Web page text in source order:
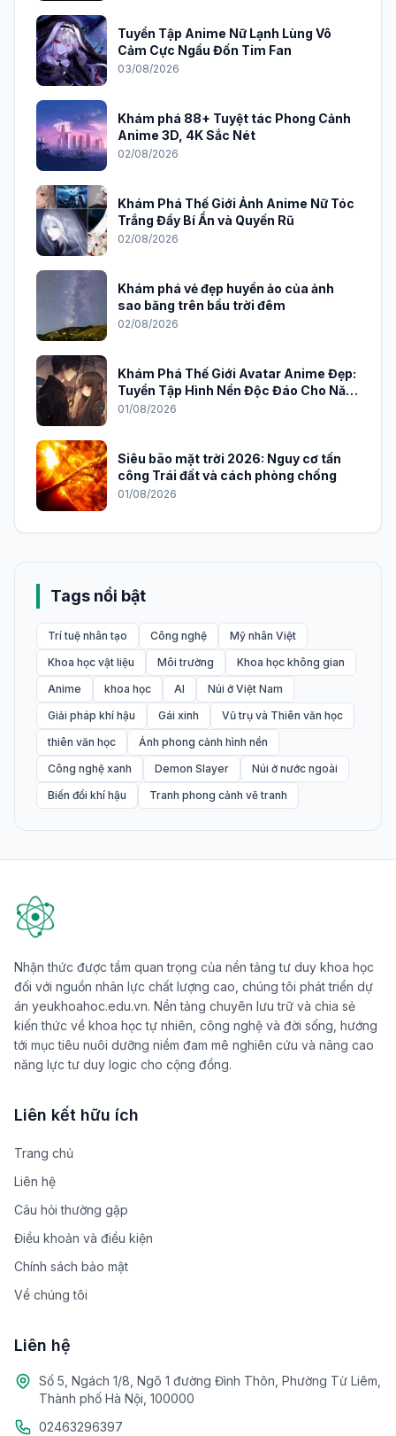
Tuyển Tập Anime Nữ Lạnh Lùng Vô
Cảm Cực Ngầu Đốn Tim Fan
03/08/2026
Khám phá 88+ Tuyệt tác Phong Cảnh
Anime 3D, 4K Sắc Nét
02/08/2026
Khám Phá Thế Giới Ảnh Anime Nữ Tóc
Trắng Đầy Bí Ẩn và Quyến Rũ
02/08/2026
Khám phá vẻ đẹp huyền ảo của ảnh
sao băng trên bầu trời đêm
02/08/2026
Khám Phá Thế Giới Avatar Anime Đẹp:
Tuyển Tập Hình Nền Độc Đáo Cho Năm
2026
01/08/2026
Siêu bão mặt trời 2026: Nguy cơ tấn
công Trái đất và cách phòng chống
01/08/2026
Tags nổi bật
Trí tuệ nhân tạo Công nghệ
Mỹ nhân Việt
Khoa học vật liệu
Môi trường
Khoa học không gian
Anime
khoa học AI
Núi ở Việt Nam
Giải pháp khí hậu
Gái xinh
Vũ trụ và Thiên văn học
thiên văn học
Ảnh phong cảnh hình nền
Công nghệ xanh
Demon Slayer
Núi ở nước ngoài
Biến đổi khí hậu
Tranh phong cảnh vẽ tranh
Nhận thức được tầm quan trọng của nền tảng tư duy khoa học
đối với nguồn nhân lực chất lượng cao, chúng tôi phát triển dự
án yeukhoahoc.edu.vn. Nền tảng chuyên lưu trữ và chia sẻ
kiến thức về khoa học tự nhiên, công nghệ và đời sống, hướng
tới mục tiêu nuôi dưỡng niềm đam mê nghiên cứu và nâng cao
năng lực tư duy logic cho cộng đồng.
Liên kết hữu ích
Trang chủ
Liên hệ
Câu hỏi thường gặp
Điều khoản và điều kiện
Chính sách bảo mật
Về chúng tôi
Liên hệ
Số 5, Ngách 1/8, Ngõ 1 đường Đình Thôn, Phường Từ Liêm,
Thành phố Hà Nội, 100000
02463296397